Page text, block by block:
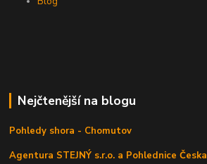
Nejčtenější na blogu
Pohledy shora - Chomutov
Agentura STEJNÝ s.r.o. a Pohlednice Česka